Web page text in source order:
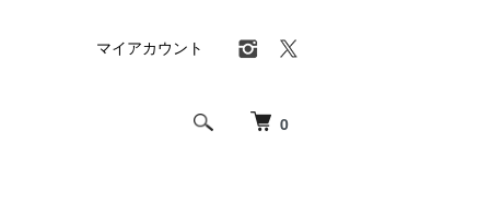
0
マイアカウント